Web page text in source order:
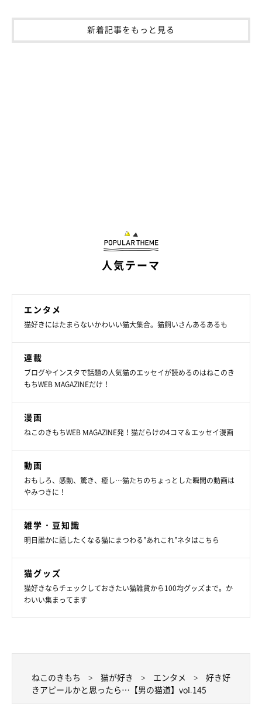
新着記事をもっと見る
人気テーマ
エンタメ
猫好きにはたまらないかわいい猫大集合。猫飼いさんあるあるも
連載
ブログやインスタで話題の人気猫のエッセイが読めるのはねこのき
もちWEB MAGAZINEだけ！
漫画
ねこのきもちWEB MAGAZINE発！猫だらけの4コマ＆エッセイ漫画
動画
おもしろ、感動、驚き、癒し…猫たちのちょっとした瞬間の動画は
やみつきに！
雑学・豆知識
明日誰かに話したくなる猫にまつわる”あれこれ”ネタはこちら
猫グッズ
猫好きならチェックしておきたい猫雑貨から100均グッズまで。か
わいい集まってます
ねこのきもち 猫が好き エンタメ
好き好
きアピールかと思ったら…【男の猫道】vol.145